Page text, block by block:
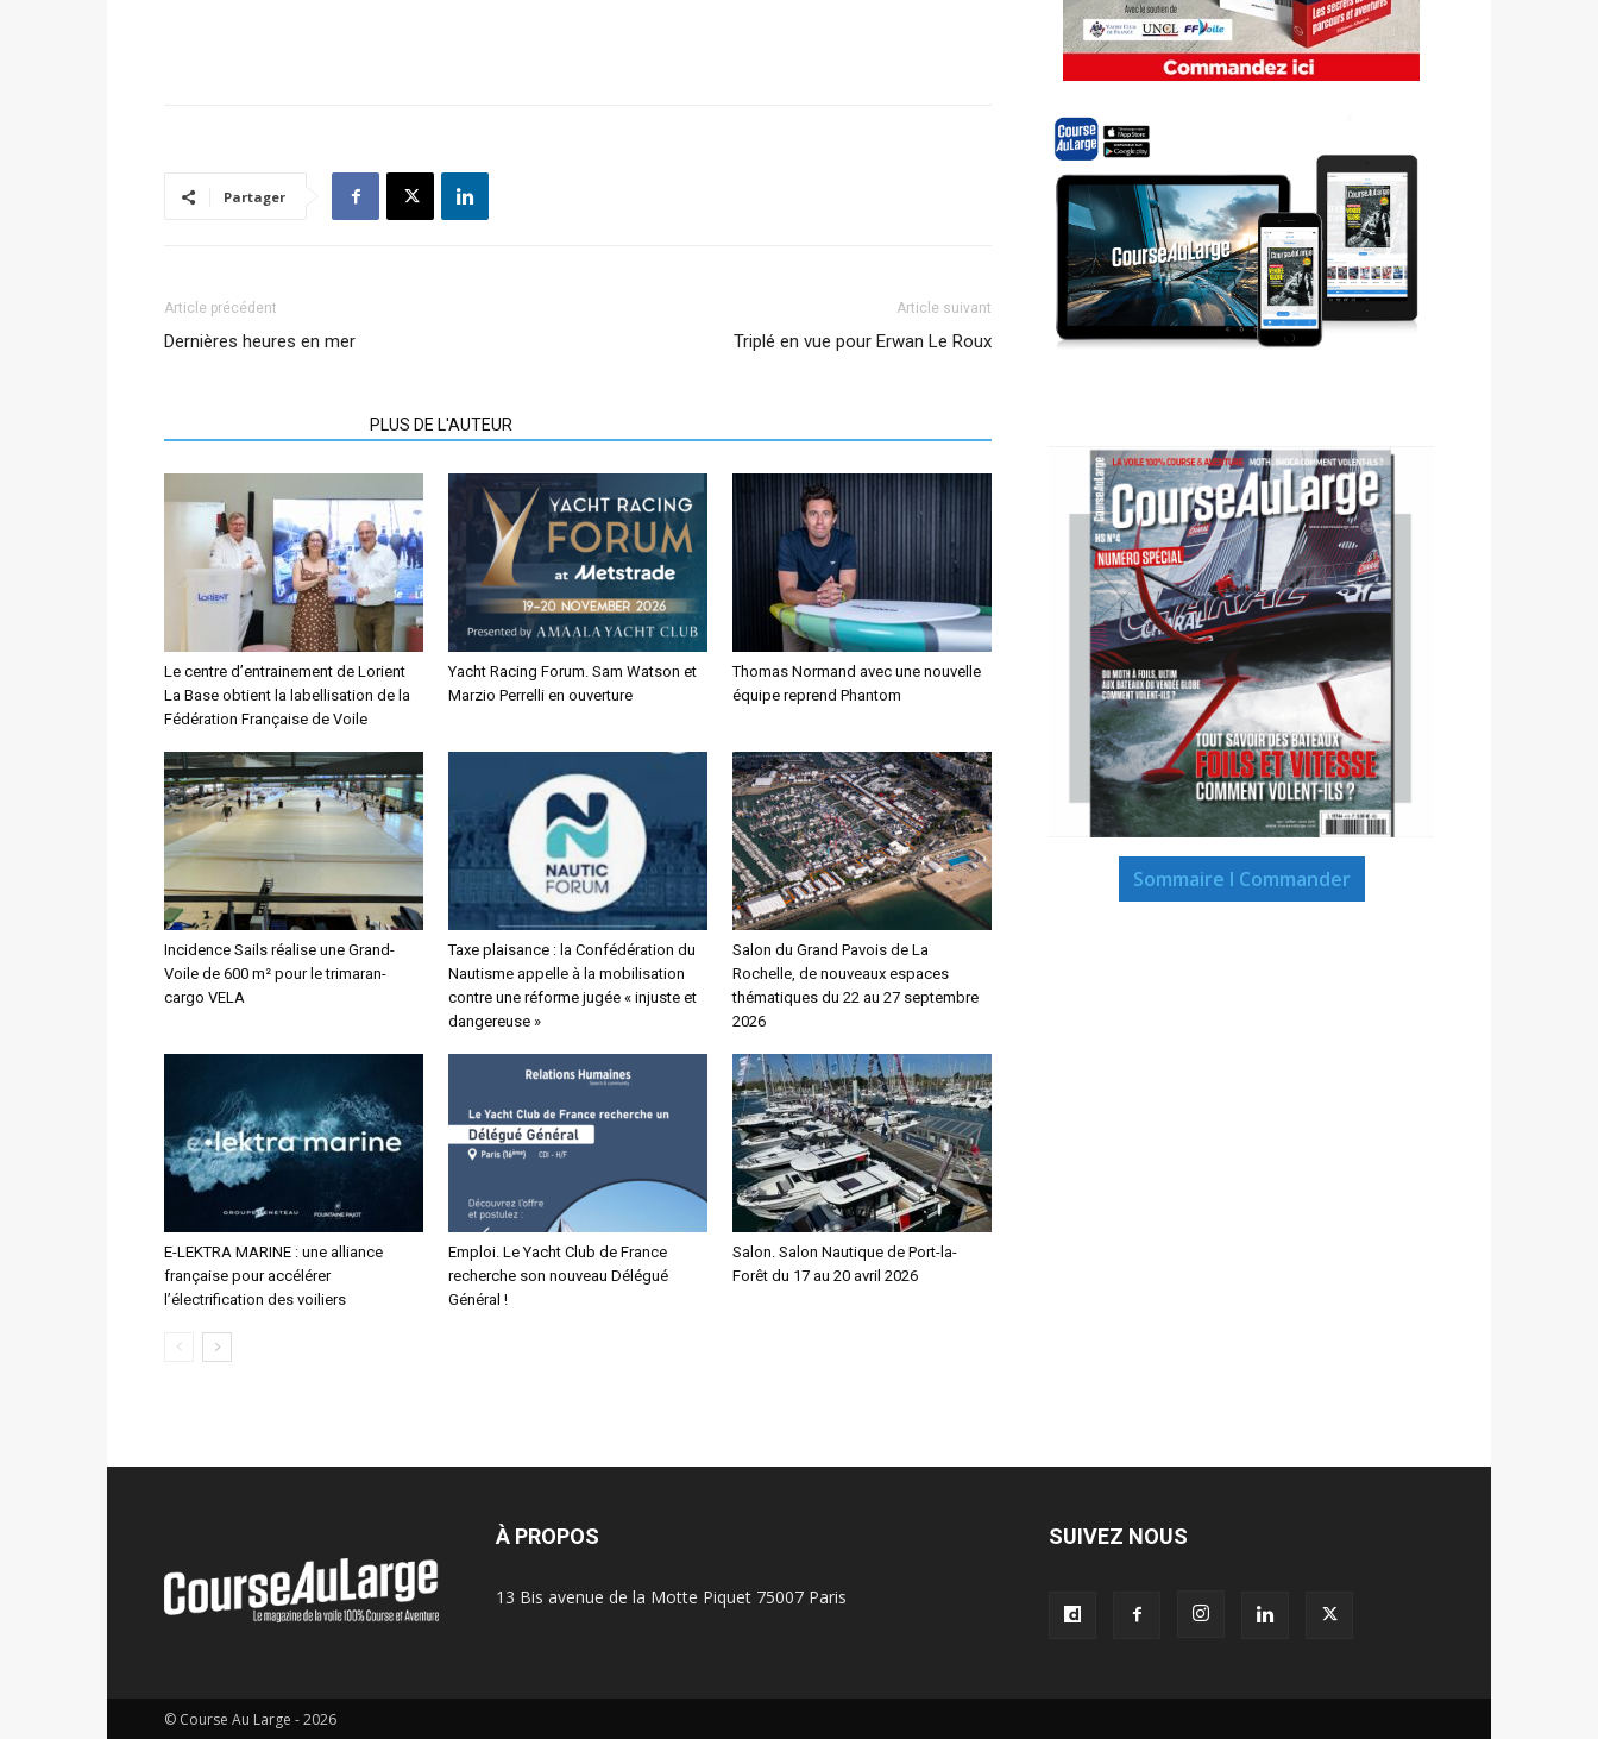
Partager
Article précédent
Dernières heures en mer
Article suivant
Triplé en vue pour Erwan Le Roux
PLUS DE L'AUTEUR
Le centre d’entrainement de Lorient
La Base obtient la labellisation de la
Fédération Française de Voile
Yacht Racing Forum. Sam Watson et
Marzio Perrelli en ouverture
Thomas Normand avec une nouvelle
équipe reprend Phantom
Incidence Sails réalise une Grand-
Voile de 600 m² pour le trimaran-
cargo VELA
Taxe plaisance : la Confédération du
Nautisme appelle à la mobilisation
contre une réforme jugée « injuste et
dangereuse »
Salon du Grand Pavois de La
Rochelle, de nouveaux espaces
thématiques du 22 au 27 septembre
2026
E-LEKTRA MARINE : une alliance
française pour accélérer
l’électrification des voiliers
Emploi. Le Yacht Club de France
recherche son nouveau Délégué
Général !
Salon. Salon Nautique de Port-la-
Forêt du 17 au 20 avril 2026
Sommaire I Commander
À PROPOS
13 Bis avenue de la Motte Piquet 75007 Paris
SUIVEZ NOUS
© Course Au Large - 2026